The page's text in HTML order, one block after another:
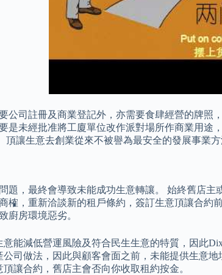
公司註冊及商業登記外，亦需要食肆經營的牌
是未經批准將工廈單位改作派對場所作商業用
讓生意去創業從來不被譽為最安全的發展事業
題，最終會導致未能成功生意轉讓。 始終舊店
榷，重新洽談新的租戶條約，簽訂生意頂讓合
廚房環境惡劣。
能減低營運風險及符合民生生意的特質，因此
司做法，因此與顧客會面之前，未能提供生意
讓合約，舊店主會否向你收取租約按金。